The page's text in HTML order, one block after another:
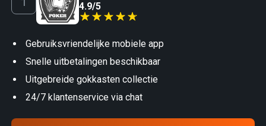
4.9/5
Gebruiksvriendelijke mobiele app
Snelle uitbetalingen beschikbaar
Uitgebreide gokkasten collectie
24/7 klantenservice via chat